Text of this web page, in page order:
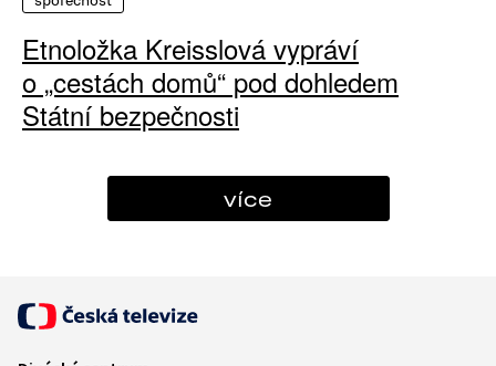
Etnoložka Kreisslová vypráví
o „cestách domů“ pod dohledem
Státní bezpečnosti
více